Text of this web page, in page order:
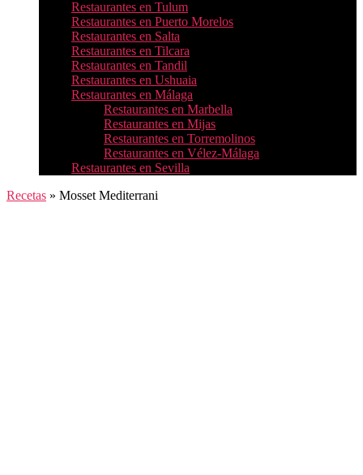
Restaurantes en Tulum
Restaurantes en Puerto Morelos
Restaurantes en Salta
Restaurantes en Tilcara
Restaurantes en Tandil
Restaurantes en Ushuaia
Restaurantes en Málaga
Restaurantes en Marbella
Restaurantes en Mijas
Restaurantes en Torremolinos
Restaurantes en Vélez-Málaga
Restaurantes en Sevilla
Recetas » Mosset Mediterrani